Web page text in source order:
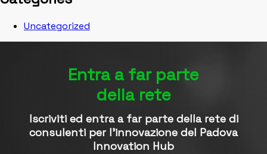
Uncategorized
Entra a far parte
della rete
Iscriviti ed entra a far parte della rete di
consulenti per l’innovazione del Padova
Innovation Hub